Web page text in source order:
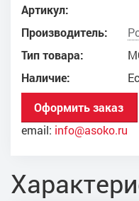
Артикул:
Производитель:
Тип товара:
Наличие:
Оформить заказ
email: info@asoko.ru